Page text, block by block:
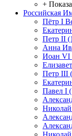
+
Российская
Пётр I
Петр II
Анна
Иоан VI
Петр III
Павел I